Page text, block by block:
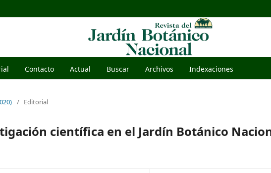
Contacto Actual Buscar Archivos Indexaciones
/ Editorial
científica en el Jardín Botánico